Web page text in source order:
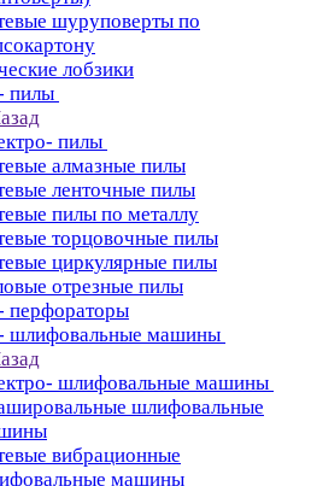
шуруповерты по
лобзики
пилы
пилы
алмазные пилы
ленточные пилы
пилы по металлу
торцовочные пилы
циркулярные пилы
отрезные пилы
перфораторы
шлифовальные машины
шлифовальные машины
шлифовальные
вибрационные
машины